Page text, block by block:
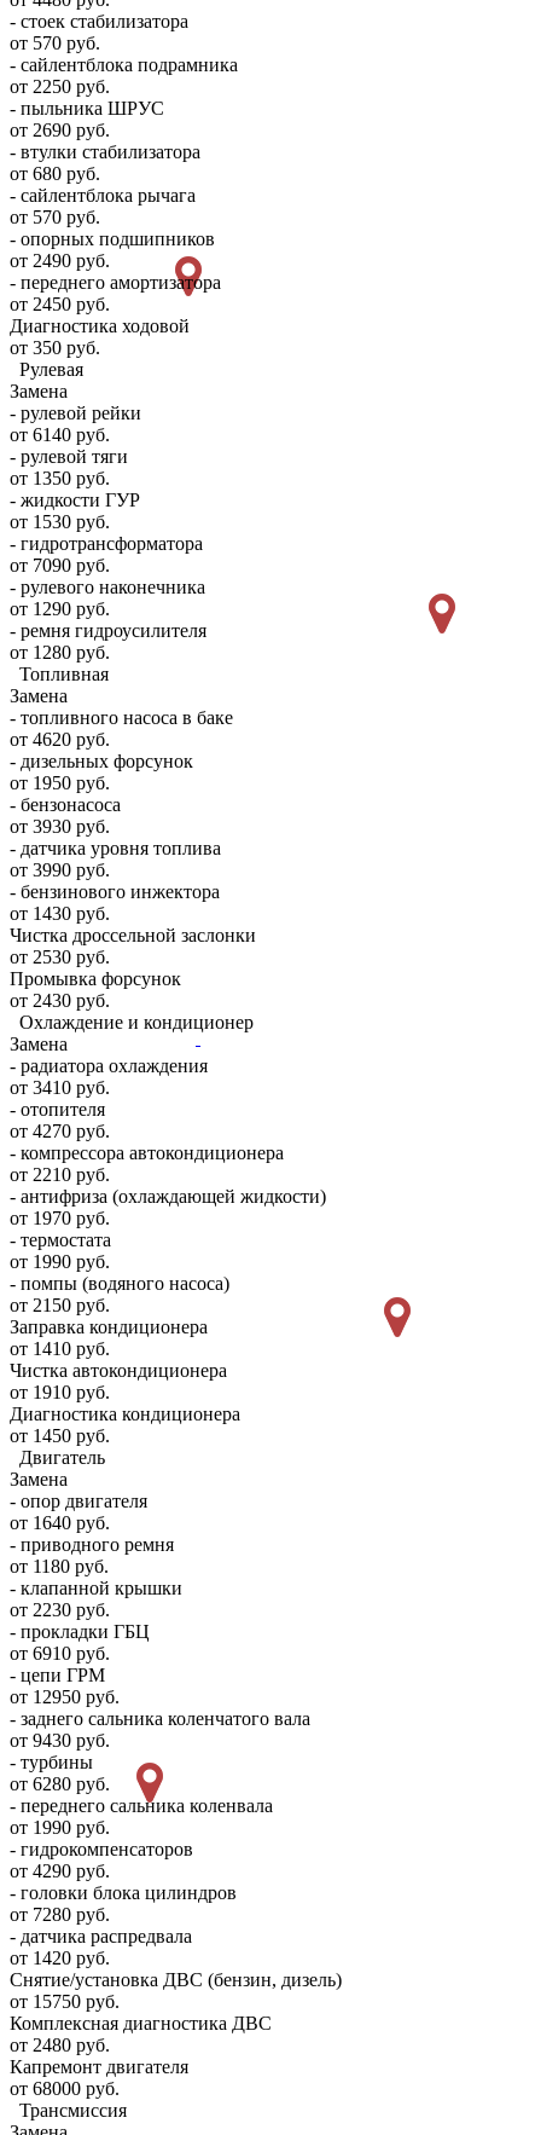
- стоек стабилизатора
от 570 руб.
- сайлентблока подрамника
от 2250 руб.
- пыльника ШРУС
от 2690 руб.
- втулки стабилизатора
от 680 руб.
- сайлентблока рычага
от 570 руб.
- опорных подшипников
от 2490 руб.
- переднего амортизатора
от 2450 руб.
Диагностика ходовой
от 350 руб.
Рулевая
Замена
- рулевой рейки
от 6140 руб.
- рулевой тяги
от 1350 руб.
- жидкости ГУР
от 1530 руб.
- гидротрансформатора
от 7090 руб.
- рулевого наконечника
от 1290 руб.
- ремня гидроусилителя
от 1280 руб.
Топливная
Замена
- топливного насоса в баке
от 4620 руб.
- дизельных форсунок
от 1950 руб.
- бензонасоса
от 3930 руб.
- датчика уровня топлива
от 3990 руб.
- бензинового инжектора
от 1430 руб.
Чистка дроссельной заслонки
от 2530 руб.
Промывка форсунок
от 2430 руб.
Охлаждение и кондиционер
Замена
- радиатора охлаждения
от 3410 руб.
- отопителя
от 4270 руб.
- компрессора автокондиционера
от 2210 руб.
- антифриза (охлаждающей жидкости)
от 1970 руб.
- термостата
от 1990 руб.
- помпы (водяного насоса)
от 2150 руб.
Заправка кондиционера
от 1410 руб.
Чистка автокондиционера
от 1910 руб.
Диагностика кондиционера
от 1450 руб.
Двигатель
Замена
- опор двигателя
от 1640 руб.
- приводного ремня
от 1180 руб.
- клапанной крышки
от 2230 руб.
- прокладки ГБЦ
от 6910 руб.
- цепи ГРМ
от 12950 руб.
- заднего сальника коленчатого вала
от 9430 руб.
- турбины
от 6280 руб.
- переднего сальника коленвала
от 1990 руб.
- гидрокомпенсаторов
от 4290 руб.
- головки блока цилиндров
от 7280 руб.
- датчика распредвала
от 1420 руб.
Снятие/установка ДВС (бензин, дизель)
от 15750 руб.
Комплексная диагностика ДВС
от 2480 руб.
Капремонт двигателя
от 68000 руб.
Трансмиссия